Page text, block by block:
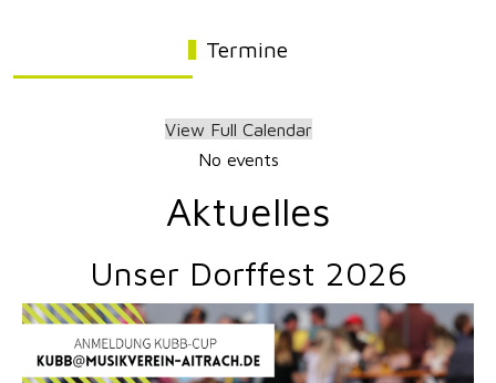
Termine
View Full Calendar
No events
Aktuelles
Unser Dorffest 2026